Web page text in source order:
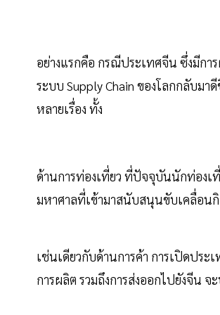
อย่างแรกคือ กรณีประเทศจีน ซึ่งมีกา
ระบบ Supply Chain ของโลกกลับม
หลายเรื่อง ทั้ง
ด้านการท่องเที่ยว ที่ปัจจุบันนักท่องเ
มหาศาลที่เข้ามาสนับสนุนขับเคลื่อน
เช่นเดียวกับด้านการค้า การเปิดประ
การผลิต รวมถึงการส่งออกไปยังจีน